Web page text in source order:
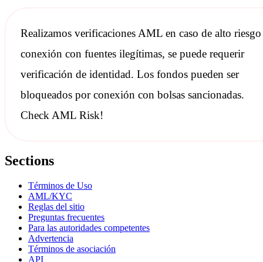
Realizamos verificaciones AMLen caso de alto
conexión con fuentes ilegítimas, se puede requerir
verificación de identidad. Los fondos pueden ser
bloqueados por conexión con bolsas sancionadas.
Check AML Risk!
Sections
Términos de Uso
AML/KYC
Reglas del sitio
Preguntas frecuentes
Para las autoridades competentes
Advertencia
Términos de asociación
API